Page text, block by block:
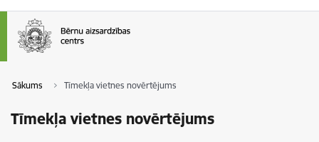
Sākums Tīmekļa vietnes novērtējums
Tīmekļa vietnes novērtējums